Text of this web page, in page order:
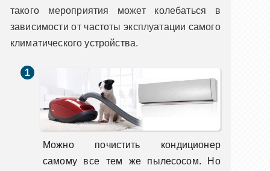
такого мероприятия может колебаться в
зависимости от частоты эксплуатации самого
климатического устройства.
Можно почистить кондиционер
самому все тем же пылесосом. Но